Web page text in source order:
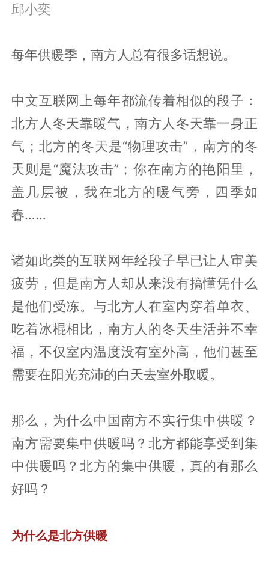
邱小奕
每年供暖季，南方人总有很多话想说。
中文互联网上每年都流传着相似的段子：
北方人冬天靠暖气，南方人冬天靠一身正
气；北方的冬天是“物理攻击”，南方的冬
天则是“魔法攻击”；你在南方的艳阳里，
盖几层被，我在北方的暖气旁，四季如
春……
诸如此类的互联网年经段子早已让人审美
疲劳，但是南方人却从来没有搞懂凭什么
是他们受冻。与北方人在室内穿着单衣、
吃着冰棍相比，南方人的冬天生活并不幸
福，不仅室内温度没有室外高，他们甚至
需要在阳光充沛的白天去室外取暖。
那么，为什么中国南方不实行集中供暖？
南方需要集中供暖吗？北方都能享受到集
中供暖吗？北方的集中供暖，真的有那么
好吗？
为什么是北方供暖